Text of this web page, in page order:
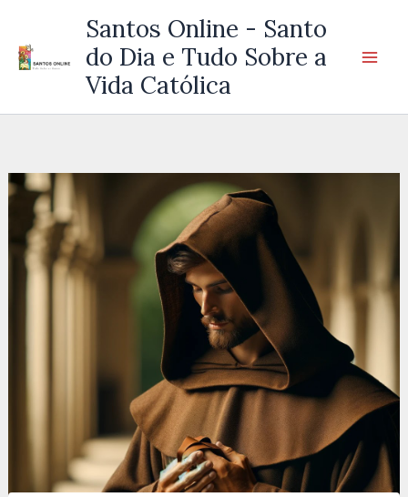
Santos Online - Santo
do Dia e Tudo Sobre a
Vida Católica